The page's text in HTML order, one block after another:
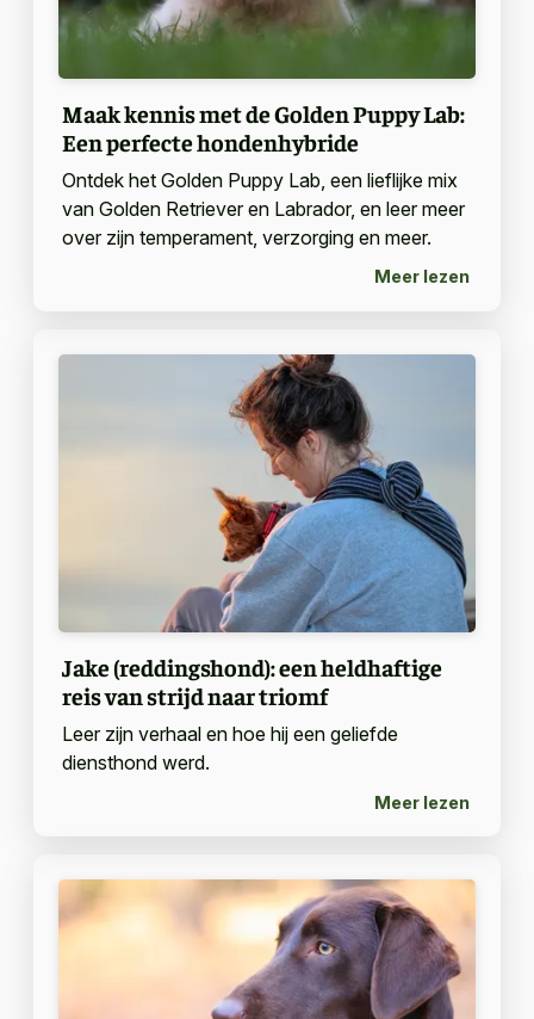
Maak kennis met de Golden Puppy Lab:
Een perfecte hondenhybride
Ontdek het Golden Puppy Lab, een lieflijke mix
van Golden Retriever en Labrador, en leer meer
over zijn temperament, verzorging en meer.
Meer lezen
Jake (reddingshond): een heldhaftige
reis van strijd naar triomf
Leer zijn verhaal en hoe hij een geliefde
diensthond werd.
Meer lezen